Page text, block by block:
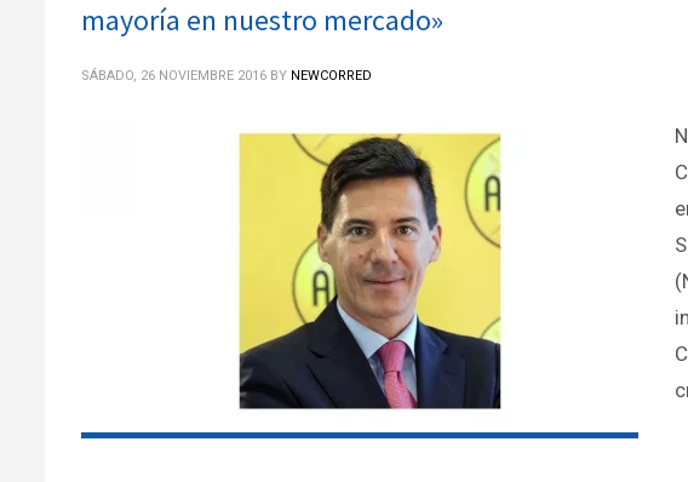
mayoría en nuestro mercado»
SÁBADO, 26 NOVIEMBRE 2016 BY NEWCORRED